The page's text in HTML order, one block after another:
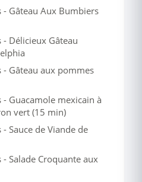
Gâteau Aux Bumbiers
Délicieux Gâteau
Gâteau aux pommes
Guacamole mexicain à
vert (15 min)
Sauce de Viande de
Salade Croquante aux